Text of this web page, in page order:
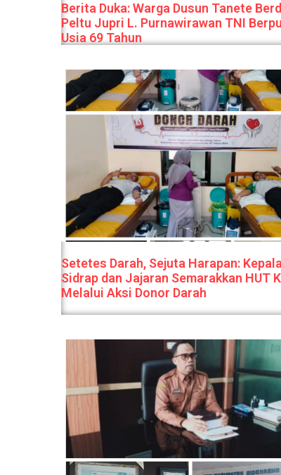
Berita Duka: Warga Dusun Tanete
Peltu Jupri L. Purnawirawan TNI
Usia 69 Tahun
Setetes Darah, Sejuta Harapan:
Sidrap dan Jajaran Semarakkan HUT
Melalui Aksi Donor Darah